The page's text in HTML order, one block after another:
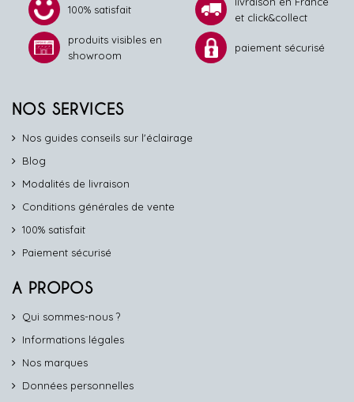
100% satisfait
et click&collect
produits visibles en
showroom
paiement sécurisé
NOS SERVICES
Nos guides conseils sur l'éclairage
Blog
Modalités de livraison
Conditions générales de vente
100% satisfait
Paiement sécurisé
A PROPOS
Qui sommes-nous ?
Informations légales
Nos marques
Données personnelles